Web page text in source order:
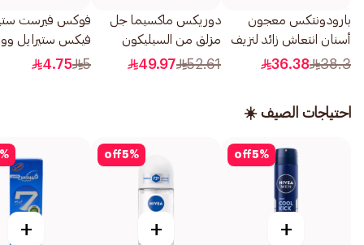
بارودونتكس معجون
أسنان انتعاش زائد لنزيف
اللثة 75مل
38.3
36.38
دوريكس ماكسيما جل
مزلق من السيليكون
50مل
52.61
49.97
فوكس فيرست
فيكس ستيرايل
5
4.75
احتياجات الصيف ☀️
5%
off
+
5%
off
+
%
+